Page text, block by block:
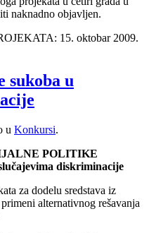
naknadno objavljen.
15. oktobar 2009.
sukoba u
u Konkursi.
POLITIKE
diskriminacije
za dodelu sredstava iz
alternativnog rešavanja